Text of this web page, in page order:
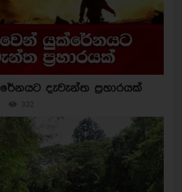
දැවැන්ත ප්‍රහාරයක්
332